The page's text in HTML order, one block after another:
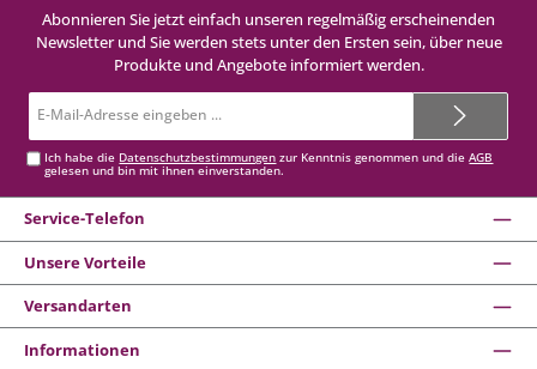
Abonnieren Sie jetzt einfach unseren regelmäßig erscheinenden
Newsletter und Sie werden stets unter den Ersten sein, über neue
Produkte und Angebote informiert werden.
Mail-
Ich habe die Datenschutzbestimmungen zur Kenntnis genommen und dieAGB
gelesen und bin mit ihnen einverstanden.
Service-Telefon
Unsere Vorteile
Versandarten
Informationen